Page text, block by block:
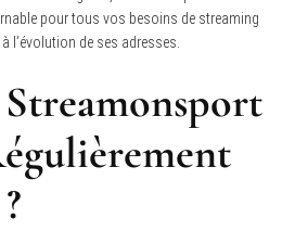
pour tous vos besoins de streaming
l’évolution de ses adresses.